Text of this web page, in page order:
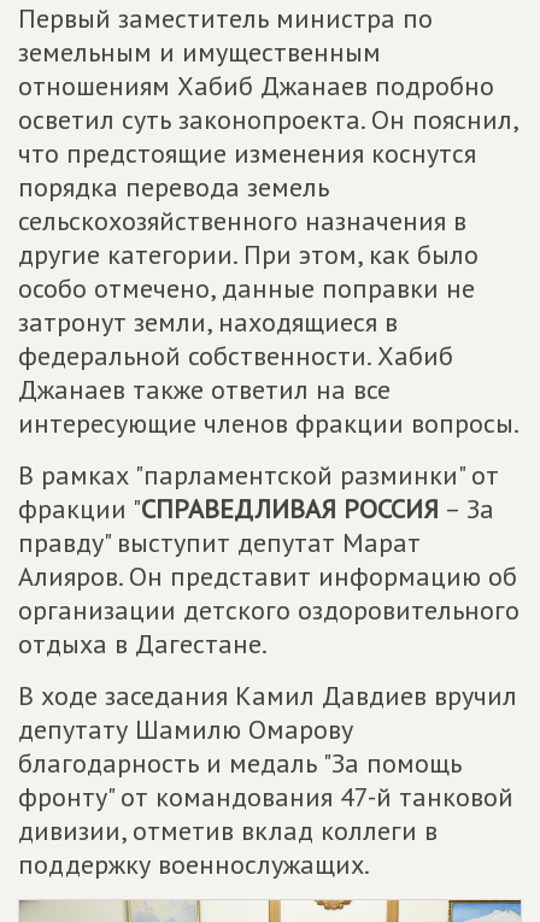
Первый заместитель министра по
земельным и имущественным
отношениям Хабиб Джанаев подробно
осветил суть законопроекта. Он пояснил,
что предстоящие изменения коснутся
порядка перевода земель
сельскохозяйственного назначения в
другие категории. При этом, как было
особо отмечено, данные поправки не
затронут земли, находящиеся в
федеральной собственности. Хабиб
Джанаев также ответил на все
интересующие членов фракции вопросы.
В рамках "парламентской разминки" от
фракции "СПРАВЕДЛИВАЯ РОССИЯ – За
правду" выступит депутат Марат
Алияров. Он представит информацию об
организации детского оздоровительного
отдыха в Дагестане.
В ходе заседания Камил Давдиев вручил
депутату Шамилю Омарову
благодарность и медаль "За помощь
фронту" от командования 47-й танковой
дивизии, отметив вклад коллеги в
поддержку военнослужащих.